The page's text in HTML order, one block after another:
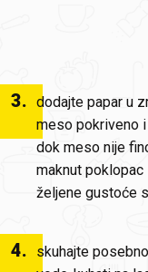
3. dodajte papar u
meso pokriveno
dok meso nije
maknut
željene gustoće
4.
skuhajte